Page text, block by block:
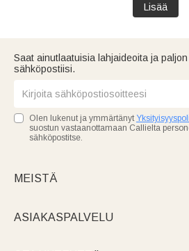
Lisää
Saat ainutlaatuisia lahjaideoita ja
sähköpostiisi.
Olen lukenut ja ymmärtänyt
suostun vastaanottamaan Callielta
sähköpostitse.
MEISTÄ
ASIAKASPALVELU